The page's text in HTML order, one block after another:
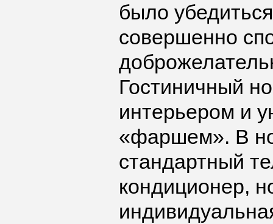
было
совершенно
Гостиничный
интерьером и
«фаршем». В
стандартный
кондиционер,